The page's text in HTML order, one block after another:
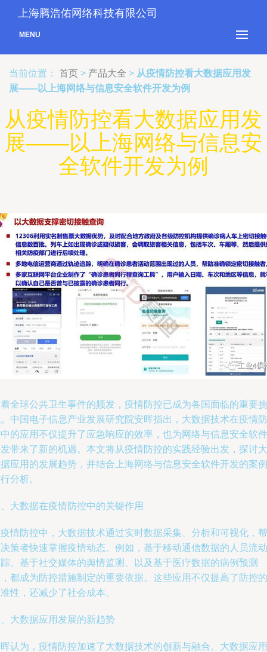
上海腾浩佑网络科技有限公司
MENU
当前位置： 首页 > 产品大全 > 从疫情防控看大数据应用发
展——以上海网络与信息安全软件开发为例
从疫情防控看大数据应用发
展——以上海网络与信息安
全软件开发为例
全球公共卫生事件的频发，疫情防控已成为各国面临的重要挑
中国电子信息产业发展研究院安晖指出，大数据技术在疫情防
的应用不仅提升了应急响应的效率，也为网络与信息安全软件
带来了新的机遇。本文将从疫情防控的实践经验出发，探讨大
应用的发展趋势，并结合上海网络与信息安全软件开发的案例
分析。
大数据在疫情防控中的关键作用
情防控中，大数据技术通过实时数据采集、分析和可视化，帮
策者快速掌握疫情动态。例如，基于移动通信数据的人员流动
、基于社交媒体的舆情监测、以及基于医疗数据的病例预测
都成为防控措施制定的重要依据。这些应用不仅提高了防控的
性，还减少了社会成本。
大数据应用发展的新趋势
认为，疫情防控加速了大数据技术的创新与融合。大数据应用